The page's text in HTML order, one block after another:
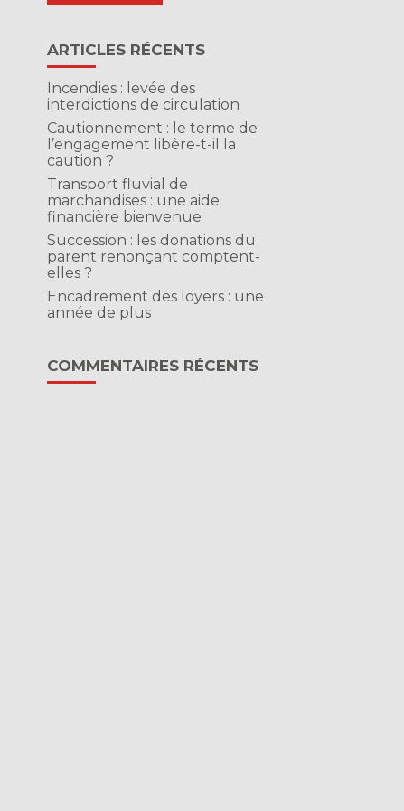
ARTICLES RÉCENTS
Incendies : levée des
interdictions de circulation
Cautionnement : le terme de
l’engagement libère-t-il la
caution ?
Transport fluvial de
marchandises : une aide
financière bienvenue
Succession : les donations du
parent renonçant comptent-
elles ?
Encadrement des loyers : une
année de plus
COMMENTAIRES RÉCENTS